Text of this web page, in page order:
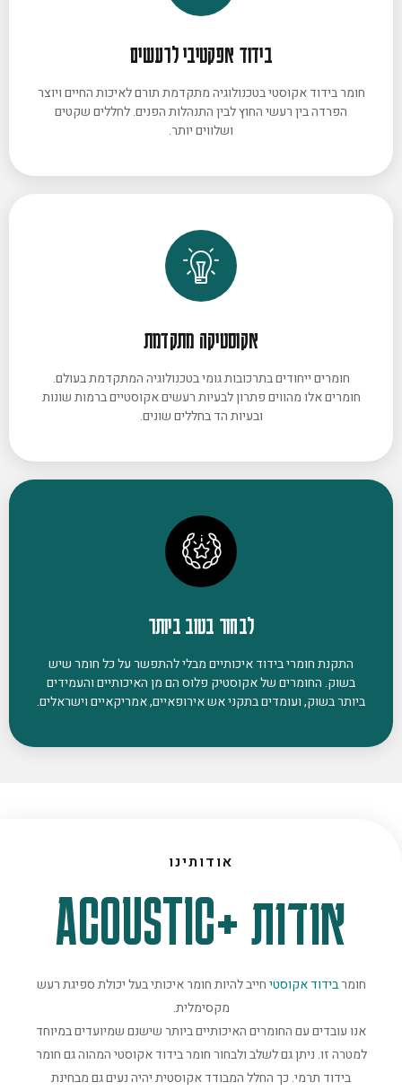
בידוד אפקטיבי לרעשים
חומר בידוד אקוסטי בטכנולוגיה מתקדמת תורם לאיכות החיים ויוצר
הפרדה בין רעשי החוץ לבין התנהלות הפנים. לחללים שקטים
ושלווים יותר.
אקוסטיקה מתקדמת
חומרים ייחודים בתרכובות גומי בטכנולוגיה המתקדמת בעולם.
חומרים אלו מהווים פתרון לבעיות רעשים אקוסטיים ברמות שונות
ובעיות הד בחללים שונים.
לבחור בטוב ביותר
התקנת חומרי בידוד איכותיים מבלי להתפשר על כל חומר שיש
בשוק. החומרים של אקוסטיק פלוס הם מן האיכותיים והעמידים
ביותר בשוק, ועומדים בתקני אש אירופאיים, אמריקאיים וישראלים.
אודותינו
אודות +ACOUSTIC
חומרבידוד אקוסטיחייב להיות חומר איכותי בעל יכולת ספיגת רעש
מקסימלית.
אנו עובדים עם החומרים האיכותיים ביותר שישנם שמיועדים במיוחד
למטרה זו. ניתן גם לשלב ולבחור חומר בידוד אקוסטי המהוה גם חומר
בידוד תרמי. כך החלל המבודד אקוסטית יהיה נעים גם מבחינת